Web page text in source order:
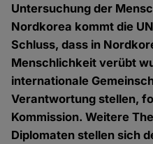
Untersuchung der
Nordkorea kommt die
Schluss, dass in
Menschlichkeit verübt
internationale
Verantwortung stellen,
Kommission. Weitere
Diplomaten stellen sich